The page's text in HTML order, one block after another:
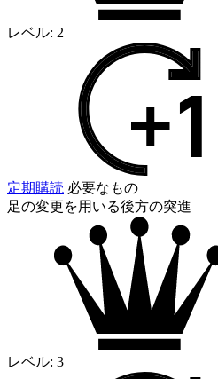
レベル: 2
定期購読 必要なもの
足の変更を用いる後方の突進
レベル: 3